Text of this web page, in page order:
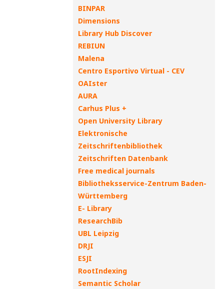
BINPAR
Dimensions
Library Hub Discover
REBIUN
Malena
Centro Esportivo Virtual - CEV
OAIster
AURA
Carhus Plus +
Open University Library
Elektronische
Zeitschriftenbibliothek
Zeitschriften Datenbank
Free medical journals
Bibliotheksservice-Zentrum Baden-
Württemberg
E- Library
ResearchBib
UBL Leipzig
DRJI
ESJI
RootIndexing
Semantic Scholar